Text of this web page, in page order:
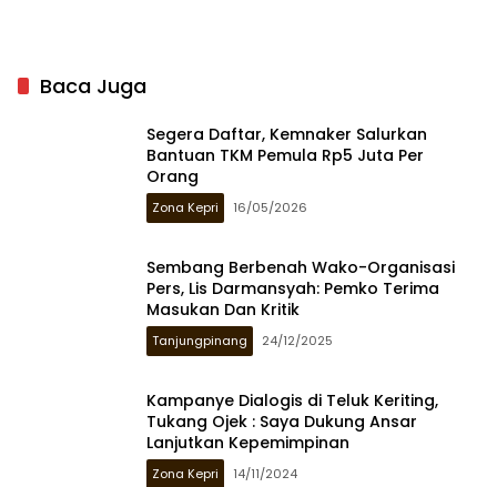
Baca Juga
Segera Daftar, Kemnaker Salurkan
Bantuan TKM Pemula Rp5 Juta Per
Orang
Zona Kepri 16/05/2026
Sembang Berbenah Wako-Organisasi
Pers, Lis Darmansyah: Pemko Terima
Masukan Dan Kritik
Tanjungpinang 24/12/2025
Kampanye Dialogis di Teluk Keriting,
Tukang Ojek : Saya Dukung Ansar
Lanjutkan Kepemimpinan
Zona Kepri 14/11/2024